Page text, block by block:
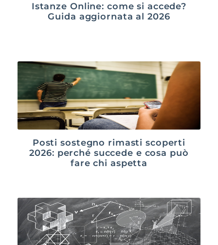
Istanze Online: come si accede?
Guida aggiornata al 2026
Posti sostegno rimasti scoperti
2026: perché succede e cosa può
fare chi aspetta